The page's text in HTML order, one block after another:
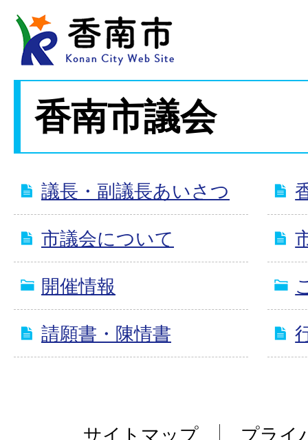
香南市議会
議長・副議長あいさつ
市議会について
開催情報
請願書・陳情書
サイトマップ
プライ